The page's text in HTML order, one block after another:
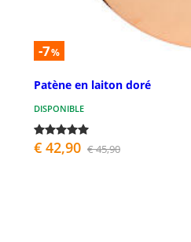
-7%
Patène en laiton doré
DISPONIBLE
€ 42,90 € 45,90